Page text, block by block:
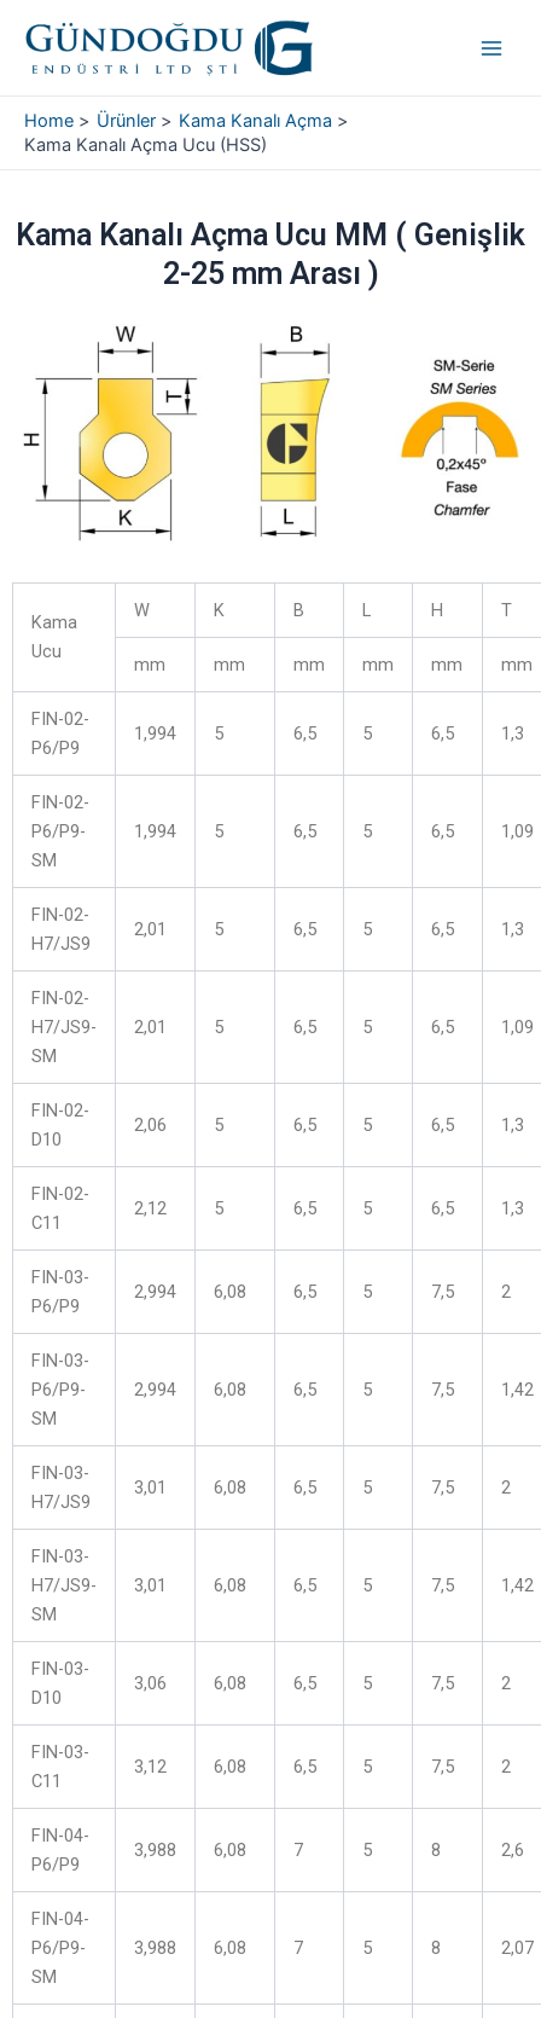
content
Home Ürünler
Kama Kanalı Açma
Kama Kanalı Açma Ucu (HSS)
Kama Kanalı Açma Ucu MM ( Genişlik
2-25 mm Arası )
Kama
Ucu
W K B L H T
mm mm mm mm mm mm
FIN-02-
P6/P9
1,994 5 6,5 5 6,5 1,3
FIN-02-
P6/P9-
SM
1,994 5 6,5 5 6,5 1,09
FIN-02-
H7/JS9
2,01 5 6,5 5 6,5 1,3
FIN-02-
H7/JS9-
SM
2,01 5 6,5 5 6,5 1,09
FIN-02-
D10
2,06 5 6,5 5 6,5 1,3
FIN-02-
C11
2,12 5 6,5 5 6,5 1,3
FIN-03-
P6/P9
2,994 6,08 6,5 5 7,5 2
FIN-03-
P6/P9-
SM
2,994 6,08 6,5 5 7,5 1,42
FIN-03-
H7/JS9
3,01 6,08 6,5 5 7,5 2
FIN-03-
H7/JS9-
SM
3,01 6,08 6,5 5 7,5 1,42
FIN-03-
D10
3,06 6,08 6,5 5 7,5 2
FIN-03-
C11
3,12 6,08 6,5 5 7,5 2
FIN-04-
P6/P9
3,988 6,08 7 5 8 2,6
FIN-04-
P6/P9-
SM
3,988 6,08 7 5 8 2,07